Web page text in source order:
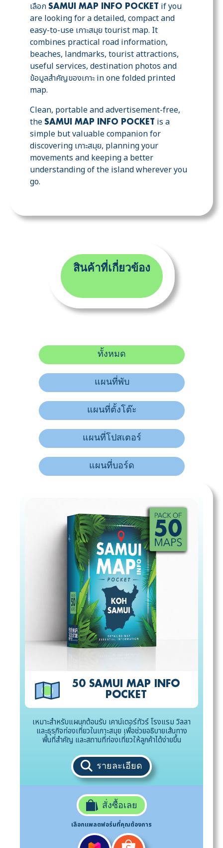
เลือก SAMUI MAP INFO POCKET if you
are looking for a detailed, compact and
easy-to-use เกาะสมุย tourist map. It
combines practical road information,
beaches, landmarks, tourist attractions,
useful services, destination photos and
ข้อมูลสำคัญของเกาะ in one folded printed
map.
Clean, portable and advertisement-free,
the SAMUI MAP INFO POCKET is a
simple but valuable companion for
discovering เกาะสมุย, planning your
movements and keeping a better
understanding of the island wherever you
go.
สินค้าที่เกี่ยวข้อง
ทั้งหมด
แผนที่พับ
แผนที่ตั้งโต๊ะ
แผนที่โปสเตอร์
แผนที่บอร์ด
50 SAMUI MAP INFO
POCKET
เหมาะสำหรับแผนกต้อนรับ เคาน์เตอร์ทัวร์ โรงแรม วิลลา
และธุรกิจท่องเที่ยวในเกาะสมุย เพื่อช่วยอธิบายเส้นทาง
พื้นที่สำคัญ และสถานที่ท่องเที่ยวให้ลูกค้าได้ง่ายขึ้น
รายละเอียด
สั่งซื้อเลย
เลือกแพลตฟอร์มที่คุณต้องการ